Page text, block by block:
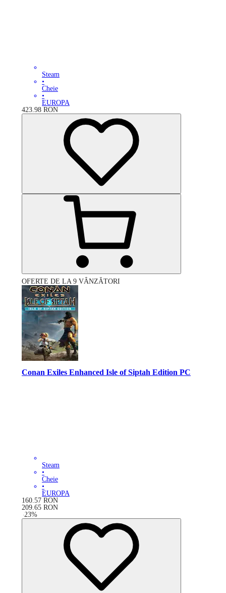
Steam
•
Cheie
•
EUROPA
423.98 RON
OFERTE DE LA 9 VÂNZĂTORI
Conan Exiles Enhanced Isle of Siptah Edition PC
Steam
•
Cheie
•
EUROPA
160.57 RON
209.65 RON
-23%